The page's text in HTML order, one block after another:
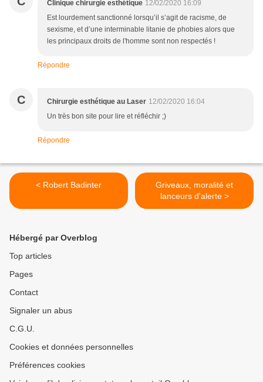
Clinique chirurgie esthétique 12/02/2020 16:09
Est lourdement sanctionné lorsqu’il s’agit de racisme, de
sexisme, et d’une interminable litanie de phobies alors que
les principaux droits de l'homme sont non respectés !
Répondre
C Chirurgie esthétique au Laser 12/02/2020 16:04
Un très bon site pour lire et réfléchir ;)
Répondre
< Robert Badinter
Griveaux, moralité et
lanceurs d'alerte >
Hébergé par Overblog
Top articles
Pages
Contact
Signaler un abus
C.G.U.
Cookies et données personnelles
Préférences cookies